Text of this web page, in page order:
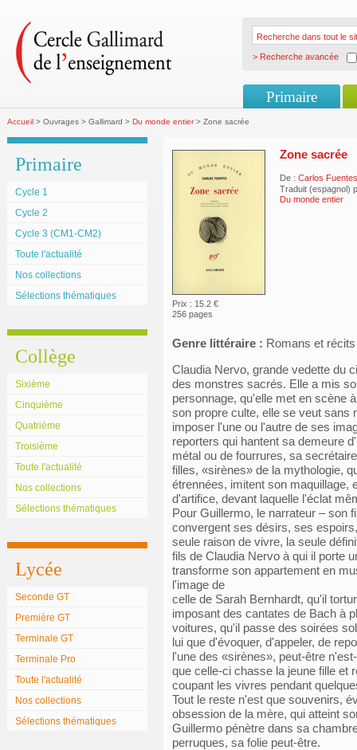
> Recherche avancée
Primaire
Accueil > Ouvrages > Gallimard > Du monde entier> Zone sacrée
Primaire
Cycle 1
Cycle 2
Cycle 3 (CM1-CM2)
Toute l'actualité
Nos collections
Sélections thématiques
Collège
Sixième
Cinquième
Quatrième
Troisième
Toute l'actualité
Nos collections
Sélections thématiques
Lycée
Seconde GT
Première GT
Terminale GT
Terminale Pro
Toute l'actualité
Nos collections
Sélections thématiques
Prix : 15.2 €
256 pages
Zone sacrée
De : Carlos Fuentes
Traduit (espagnol)
Du monde entier
Genre littéraire : Romans et récits
Claudia Nervo, grande vedette du
des monstres sacrés. Elle a mis
personnage, qu'elle met en scène
son propre culte, elle se veut sans
imposer l'une ou l'autre de ses
reporters qui hantent sa demeure
métal ou de fourrures, sa
filles, «sirènes» de la mythologie,
étrennées, imitent son maquillage,
d'artifice, devant laquelle l'éclat
Pour Guillermo, le narrateur – son
convergent ses désirs, ses
seule raison de vivre, la seule
fils de Claudia Nervo à qui il porte
transforme son appartement en
l'image de
celle de Sarah Bernhardt, qu'il
imposant des cantates de Bach à
voitures, qu'il passe des soirées
lui que d'évoquer, d'appeler, de
l'une des «sirènes», peut-être
que celle-ci chasse la jeune fille et
coupant les vivres pendant
Tout le reste n'est que souvenirs,
obsession de la mère, qui atteint
Guillermo pénètre dans sa
perruques, sa folie peut-être.